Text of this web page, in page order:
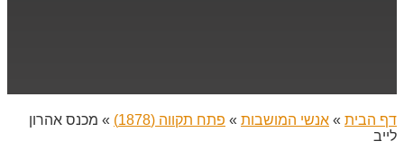
דף הבית » אנשי המושבות » פתח תקווה (1878) » מכנס אהרון
לייב